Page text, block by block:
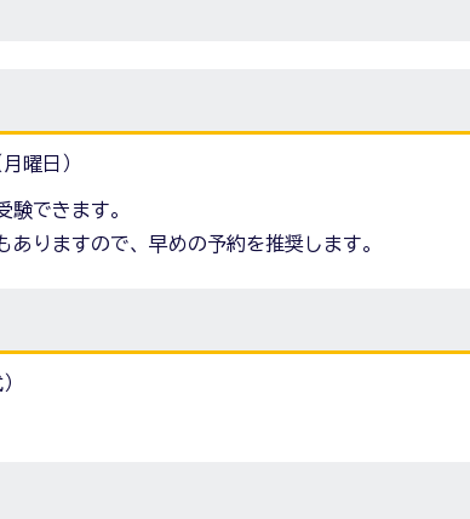
曜日）
験できます。
りますので、早めの予約を推奨します。